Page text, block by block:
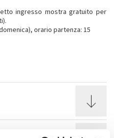
ingresso mostra gratuito per
orario partenza: 15